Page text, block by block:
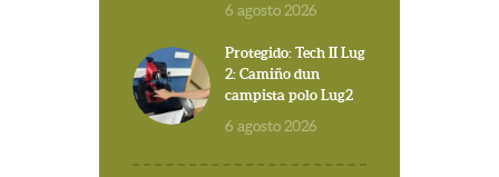
6 agosto 2026
Protegido: Tech II Lug
2: Camiño dun
campista polo Lug2
6 agosto 2026